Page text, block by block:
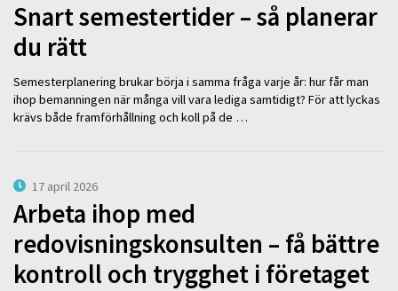
Snart semestertider – så planerar
du rätt
Semesterplanering brukar börja i samma fråga varje år: hur får man
ihop bemanningen när många vill vara lediga samtidigt? För att lyckas
krävs både framförhållning och koll på de …
17 april 2026
Arbeta ihop med
redovisningskonsulten – få bättre
kontroll och trygghet i företaget